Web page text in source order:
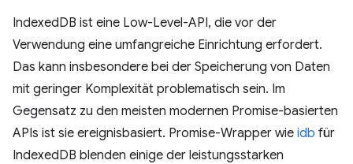
IndexedDB ist eine Low-Level-API, die vor der
Verwendung eine umfangreiche Einrichtung erfordert.
Das kann insbesondere bei der Speicherung von Daten
mit geringer Komplexität problematisch sein. Im
Gegensatz zu den meisten modernen Promise-basierten
APIs ist sie ereignisbasiert. Promise-Wrapper wie idb für
IndexedDB blenden einige der leistungsstarken